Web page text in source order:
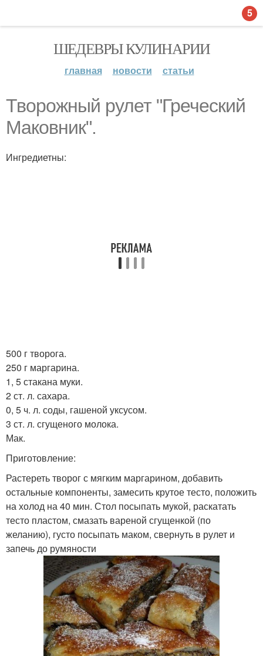
ШЕДЕВРЫ КУЛИНАРИИ
главная новости статьи
Творожный рулет "Греческий
Маковник".
Ингредиетны:
500 г творога.
250 г маргарина.
1, 5 стакана муки.
2 ст. л. сахара.
0, 5 ч. л. соды, гашеной уксусом.
3 ст. л. сгущеного молока.
Мак.
Приготовление:
Растереть творог с мягким маргарином, добавить
остальные компоненты, замесить крутое тесто, положить
на холод на 40 мин. Стол посыпать мукой, раскатать
тесто пластом, смазать вареной сгущенкой (по
желанию), густо посыпать маком, свернуть в рулет и
запечь до румяности
5